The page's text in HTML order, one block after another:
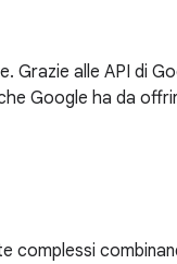
Grazie alle API di
Google ha da
complessi